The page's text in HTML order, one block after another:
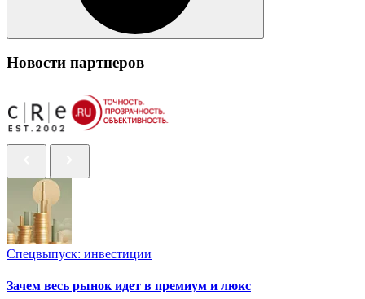
Новости партнеров
Спецвыпуск: инвестиции
Зачем весь рынок идет в премиум и люкс